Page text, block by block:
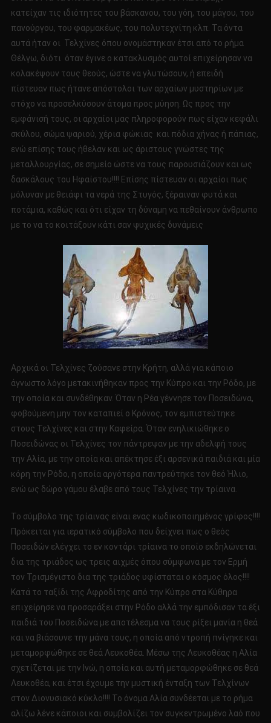
κατείχαν τις ιδιότητες του βάσκανου, του γόη, του μάγου, του
πανούργου, του φαρμακέως, του πολυτεχνίτη κλπ. Τα όντα
αυτά ήταν οι Τελχίνες όπου ονομάστηκαν έτσι από το ρήμα
Θέλγω, διότι όταν έγινε ο κατακλυσμός αυτοί επιχείρησαν να
κολακέψουν τους θεούς, ώστε να γλυτώσουν, ή επειδή
πίστευαν πως ήτανε απόστολοι των αρχαίων μυστηρίων με
στόχο να προσελκύσουν άτομα προς μύηση. Ως προς την
εμφάνισή τους, οι αρχαίοι μας πληροφορούν πως είχαν κεφάλι
σκύλου, σώμα ψαριού, χέρια φώκιας και πόδια χήνας ή πάπιας,
ενώ επίσης τους ήθελαν και ως άριστους γνώστες της
μεταλλουργίας, σε σημείο ώστε να τους παρουσιάζουν και ως
δασκάλους του Ηφαίστου!!!! Επίσης πίστευαν οι αρχαίοι πως
μόλυναν με θειάφι τα νερά της Στυγός, ξέραιναν φυτά και
ποτάμια, καθώς και ότι είχαν τη δύναμη να πεθαίνουν άνθρωπο
με το να το κοιτάξουν κάτι σαν ψυχικές δυνάμεις
Αρχικά οι Τελχίνες ζούσανε στην Κρήτη, αλλά για κάποιο
άγνωστο λόγο μετακινήθηκαν προς την Κύπρο και την Ρόδο, με
την οποία και συνδέθηκαν. Όταν η Ρέα γέννησε τον Ποσειδώνα,
φοβούμενη μην τον καταπιεί ο Κρόνος, τον εμπιστεύτηκε
στους Τελχίνες και στην Καφείρα. Όταν ενηλικιώθηκε ο
Ποσειδώνας οι Τελχίνες τον πάντρεψαν με την αδελφή τους
την Αλία, με την οποία και απέκτησε έξι αρσενικά παιδιά και μία
κόρη την Ρόδο, η οποία αργότερα παντρεύτηκε τον θεό Ήλιο,
ενώ ως δώρο γάμου έλαβε από τους Τελχίνες την τρίαινα.
Το σύμβολο της τρίαινας είναι ενας κωδικοποιημένος γρίφος!!!!
Πρόκειται για ιερατικό σύμβολο που δείχνει πως ο θεός
Ποσειδών ελέγχει το εν κοντάρι τρίαινα το οποίο εκδηλώνεται
δια της τριάδος ως τρεις αιχμές όπου σύμφωνα με τον Ερμή
τον Τρισμέγιστο δια της τριάδος υφίσταται ο κόσμος όλος!!!!
Κατά το ταξίδι της Αφροδίτης από την Κύπρο στα Κύθηρα
επιχείρησε να προσαράξει στην Ρόδο αλλά την εμπόδισαν τα έξι
παιδιά του Ποσειδώνα με αποτέλεσμα να τους ρίξει μανία η θεά
και να βιάσουνε την μάνα τους, η οποία από ντροπή πνίγηκε και
μεταμορφώθηκε σε θεά Λευκοθέα. Μέσω της Λευκοθέας η Αλία
σχετίζεται με την Ινώ, η οποία και αυτή μεταμορφώθηκε σε θεά
Λευκοθέα, και έτσι έχουμε την μυστική ένταξη των Τελχίνων
στον Διονυσιακό κύκλο!!!! Το όνομα Αλία συνδέεται με το ρήμα
αλίζω λένε κάποιοι και συμβολίζει τον συγκεντρωμένο λαό που